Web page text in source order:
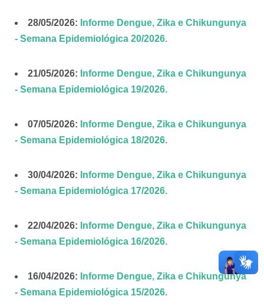
28/05/2026: Informe Dengue, Zika e Chikungunya
- Semana Epidemiológica 20/2026.
21/05/2026: Informe Dengue, Zika e Chikungunya
- Semana Epidemiológica 19/2026.
07/05/2026: Informe Dengue, Zika e Chikungunya
- Semana Epidemiológica 18/2026.
30/04/2026: Informe Dengue, Zika e Chikungunya
- Semana Epidemiológica 17/2026.
22/04/2026: Informe Dengue, Zika e Chikungunya
- Semana Epidemiológica 16/2026.
16/04/2026: Informe Dengue, Zika e Chikungunya
- Semana Epidemiológica 15/2026.